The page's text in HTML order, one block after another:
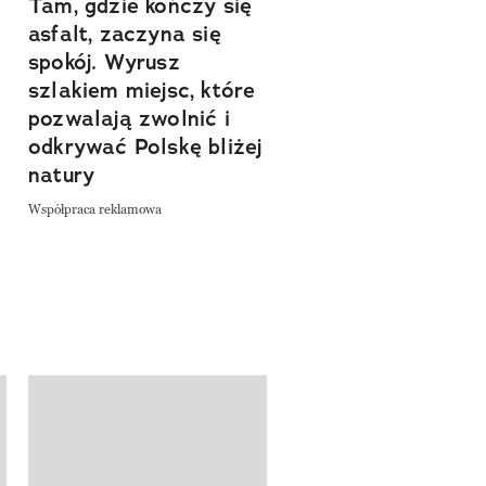
asfalt, zaczyna się
spokój. Wyrusz
szlakiem miejsc, które
pozwalają zwolnić i
odkrywać Polskę bliżej
natury
Współpraca reklamowa